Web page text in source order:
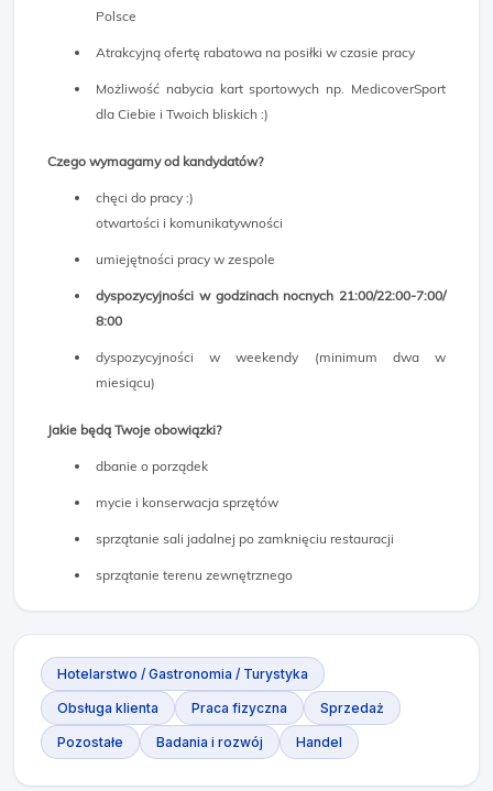
Polsce
Atrakcyjną ofertę rabatowa na posiłki w czasie pracy
Możliwość nabycia kart sportowych np. MedicoverSport
dla Ciebie i Twoich bliskich :)
Czego wymagamy od kandydatów?
chęci do pracy :)
otwartości i komunikatywności
umiejętności pracy w zespole
dyspozycyjności w godzinach nocnych 21:00/22:00-7:00/
8:00
dyspozycyjności w weekendy (minimum dwa w
miesiącu)
Jakie będą Twoje obowiązki?
dbanie o porządek
mycie i konserwacja sprzętów
sprzątanie sali jadalnej po zamknięciu restauracji
sprzątanie terenu zewnętrznego
Hotelarstwo / Gastronomia / Turystyka
Obsługa klienta Praca fizyczna Sprzedaż
Pozostałe Badania i rozwój Handel